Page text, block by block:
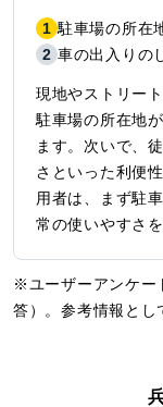
1 駐車場の所在
2 車の出入りの
現地やストリー
駐車場の所在地
ます。次いで、
さといった利便
用者は、まず駐
常の使いやすさ
※ユーザーアンケー
答）。参考情報とし